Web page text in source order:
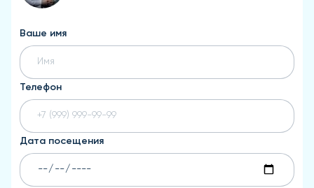
Ваше имя
Телефон
Дата посещения